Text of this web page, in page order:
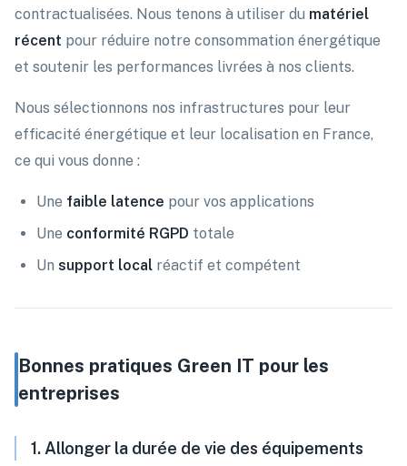
contractualisées. Nous tenons à utiliser du matériel
récent pour réduire notre consommation énergétique
et soutenir les performances livrées à nos clients.
Nous sélectionnons nos infrastructures pour leur
efficacité énergétique et leur localisation en France,
ce qui vous donne :
Une faible latence pour vos applications
Une conformité RGPD totale
Un support local réactif et compétent
Bonnes pratiques Green IT pour les
entreprises
1. Allonger la durée de vie des équipements